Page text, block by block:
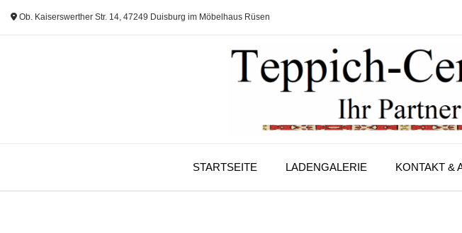
Ob. Kaiserswerther Str. 14, 47249 Duisburg im Möbelhaus Rüsen
STARTSEITE LADENGALERIE KONTAKT &